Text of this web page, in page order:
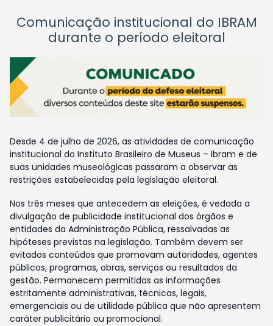
Comunicação institucional do IBRAM
durante o período eleitoral
Desde 4 de julho de 2026, as atividades de comunicação
institucional do Instituto Brasileiro de Museus – Ibram e de
suas unidades museológicas passaram a observar as
restrições estabelecidas pela legislação eleitoral.
Nos três meses que antecedem as eleições, é vedada a
divulgação de publicidade institucional dos órgãos e
entidades da Administração Pública, ressalvadas as
hipóteses previstas na legislação. Também devem ser
evitados conteúdos que promovam autoridades, agentes
públicos, programas, obras, serviços ou resultados da
gestão. Permanecem permitidas as informações
estritamente administrativas, técnicas, legais,
emergenciais ou de utilidade pública que não apresentem
caráter publicitário ou promocional.